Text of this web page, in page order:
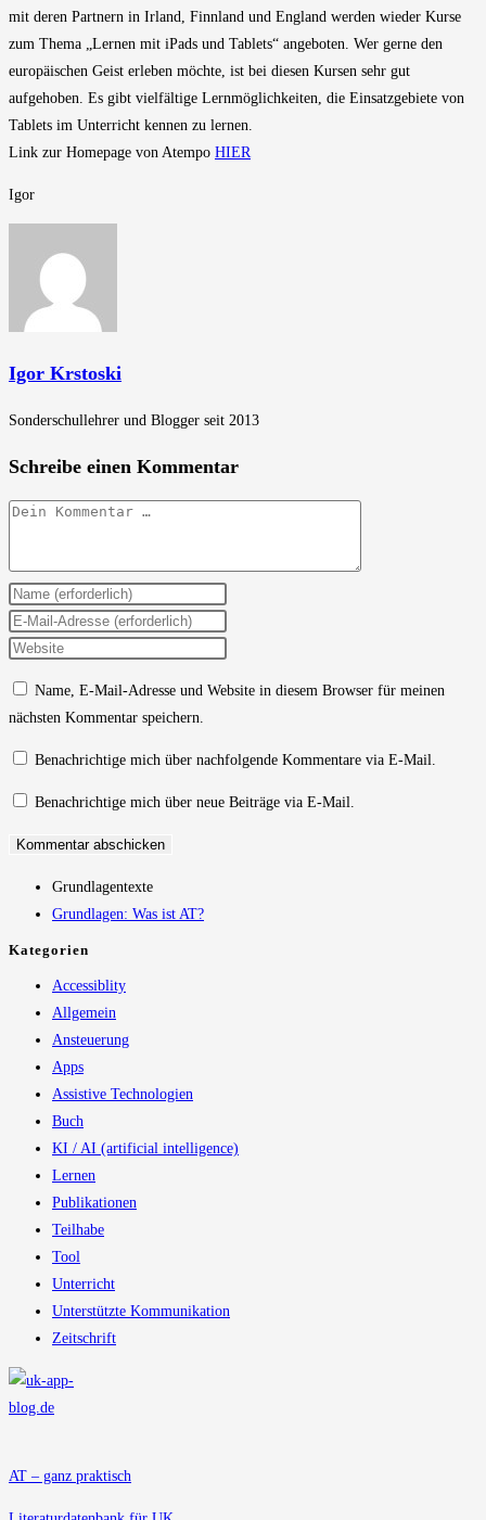
mit deren Partnern in Irland, Finnland und England werden wieder Kurse
zum Thema „Lernen mit iPads und Tablets“ angeboten. Wer gerne den
europäischen Geist erleben möchte, ist bei diesen Kursen sehr gut
aufgehoben. Es gibt vielfältige Lernmöglichkeiten, die Einsatzgebiete von
Tablets im Unterricht kennen zu lernen.
Link zur Homepage von Atempo HIER
Igor
Igor Krstoski
Sonderschullehrer und Blogger seit 2013
Schreibe einen Kommentar
Kommentar
Gib
deinen
Namen
Benutzernamen
Kommentieren
Gib
deine
zum
ein
Gib
ein
Name, E-Mail-Adresse und Website in diesem Browser für meinen
nächsten Kommentar speichern.
Benachrichtige mich über nachfolgende Kommentare via E-Mail.
Benachrichtige mich über neue Beiträge via E-Mail.
Grundlagentexte
Grundlagen: Was ist AT?
Kategorien
Accessiblity
Allgemein
Ansteuerung
Apps
Assistive Technologien
Buch
KI / AI (artificial intelligence)
Lernen
Publikationen
Teilhabe
Tool
Unterricht
Unterstützte Kommunikation
Zeitschrift
AT – ganz praktisch